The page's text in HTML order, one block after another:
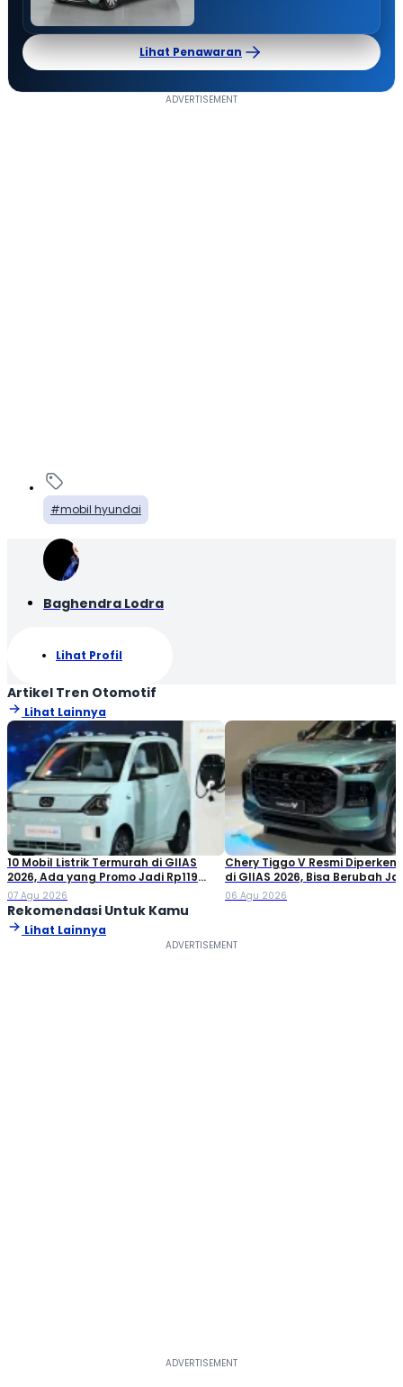
Lihat Penawaran
mobil hyundai
Baghendra Lodra
Lihat Profil
Artikel Tren Otomotif
Lihat Lainnya
10 Mobil Listrik Termurah di GIIAS
2026, Ada yang Promo Jadi Rp119
Jutaan!
07 Agu 2026
Chery Tiggo V Resmi
di GIIAS 2026, Bisa Berubah
Double Cabin
06 Agu 2026
Rekomendasi Untuk Kamu
Lihat Lainnya